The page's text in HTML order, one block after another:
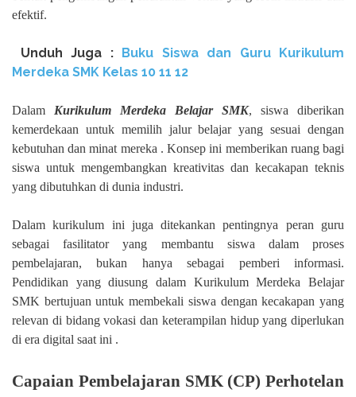
efektif.
Unduh Juga : Buku Siswa dan Guru Kurikulum
Merdeka SMK Kelas 10 11 12
Dalam Kurikulum Merdeka Belajar SMK, siswa diberikan
kemerdekaan untuk memilih jalur belajar yang sesuai dengan
kebutuhan dan minat mereka . Konsep ini memberikan ruang bagi
siswa untuk mengembangkan kreativitas dan kecakapan teknis
yang dibutuhkan di dunia industri.
Dalam kurikulum ini juga ditekankan pentingnya peran guru
sebagai fasilitator yang membantu siswa dalam proses
pembelajaran, bukan hanya sebagai pemberi informasi.
Pendidikan yang diusung dalam Kurikulum Merdeka Belajar
SMK bertujuan untuk membekali siswa dengan kecakapan yang
relevan di bidang vokasi dan keterampilan hidup yang diperlukan
di era digital saat ini .
Capaian Pembelajaran SMK (CP) Perhotelan